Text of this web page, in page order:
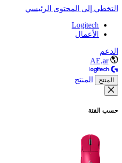
التخطي إلى المحتوى الرئيسي
Logitech
الأعمال
الدعم
AE,ar
المنتج المنتج
حسب الفئة